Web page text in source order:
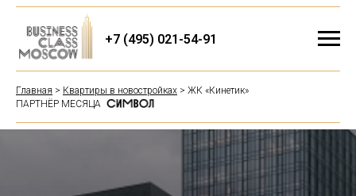
+7 (495) 021-54-91
Главная > Квартиры в новостройках > ЖК «Кинетик»
ПАРТНЁР МЕСЯЦА